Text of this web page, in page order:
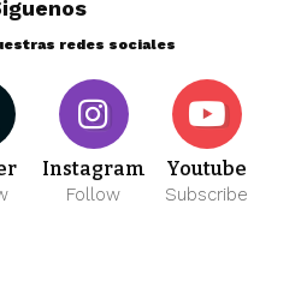
redes sociales
Instagram
Follow
Youtube
Subscribe